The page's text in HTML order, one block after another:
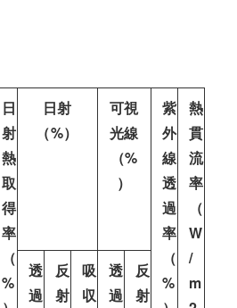
日
射
熱
取
得
率
（
%
日射
（%）
可視
光線
（%
）
紫
外
線
透
過
率
（
%
熱
貫
流
率
（
W
/
m
透
過
反
射
吸
収
透
過
反
射